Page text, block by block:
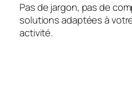
Pas de jargon, pas de
solutions adaptées à
activité.